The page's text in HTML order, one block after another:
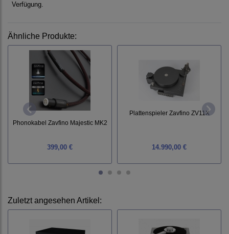
Verfügung.
Ähnliche Produkte:
Phonokabel Zavfino Majestic MK2
399,00 €
Plattenspieler Zavfino ZV11X
14.990,00 €
Zuletzt angesehen Artikel: